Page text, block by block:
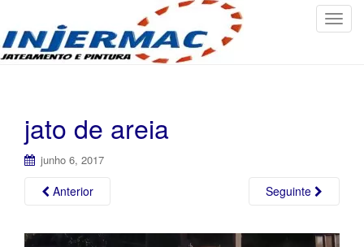
T
jato de areia
junho 6, 2017
Anterior Seguinte